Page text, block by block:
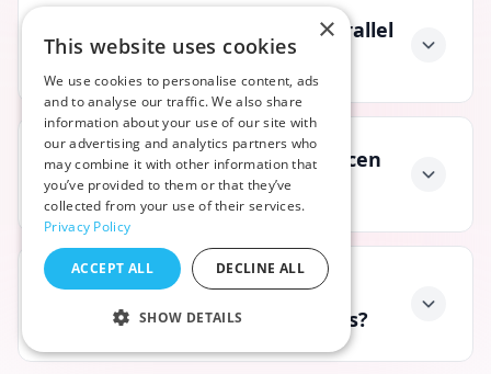
Kann ich Playwright-Tests parallel
ausführen?
Stellt TestingBot Testressourcen
bereit?
Wie migriere ich meine
bestehenden Playwright-Tests?
×
This website uses cookies
We use cookies to personalise content, ads
and to analyse our traffic. We also share
information about your use of our site with
our advertising and analytics partners who
may combine it with other information that
you’ve provided to them or that they’ve
collected from your use of their services.
Privacy Policy
ACCEPT ALL DECLINE ALL
SHOW DETAILS